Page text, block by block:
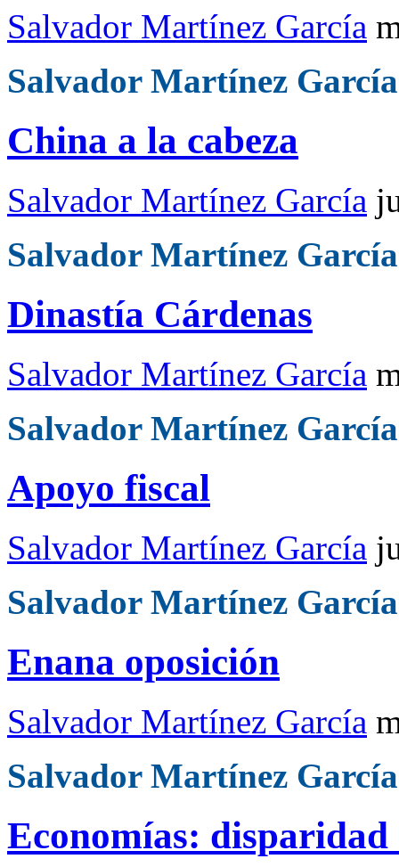
Salvador Martínez García
Salvador Martínez García
China a la cabeza
Salvador Martínez García
Salvador Martínez García
Dinastía Cárdenas
Salvador Martínez García
Salvador Martínez García
Apoyo fiscal
Salvador Martínez García
Salvador Martínez García
Enana oposición
Salvador Martínez García
Salvador Martínez García
Economías: disparidad